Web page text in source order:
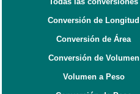
Conversión de Longitud
Conversión de Área
Conversión de Volumen
Volumen a Peso